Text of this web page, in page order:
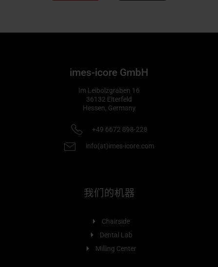
imes-icore GmbH
Im Leibolzgraben 16
36132 Eiterfeld
Hessen, Germany
+49 6672 898-228
info(at)imes-icore.com
我们的机器
Chairside
Dental Lab
Milling Center